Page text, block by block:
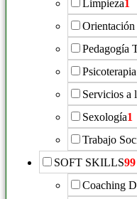
Limpieza1
Pedagogía
Servicios a
Sexología1
Trabajo
SOFT SKILLS99
Coaching